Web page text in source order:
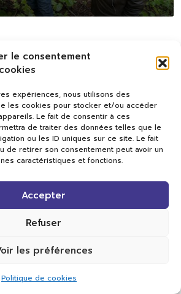
le consentement
expériences, nous utilisons des
les cookies pour stocker et/ou accéder
Le fait de consentir à ces
de traiter des données telles que le
ou les ID uniques sur ce site. Le fait
de retirer son consentement peut avoir un
caractéristiques et fonctions.
Accepter
Refuser
les préférences
Politique de cookies
Médias
Tous droits réservés.
Cavin-Baudat Digital Lab